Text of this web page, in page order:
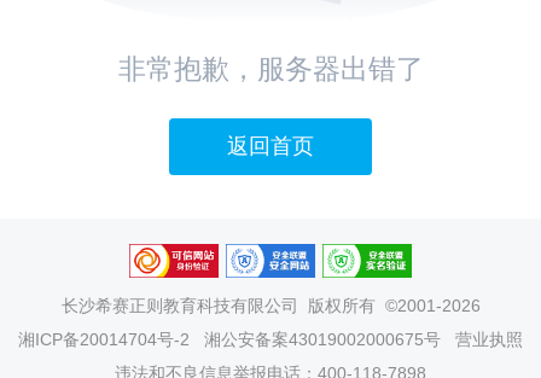
非常抱歉，服务器出错了
返回首页
长沙希赛正则教育科技有限公司
版权所有 ©2001-2026
湘ICP备20014704号-2
湘公安备案43019002000675号
营业执照
违法和不良信息举报电话：400-118-7898